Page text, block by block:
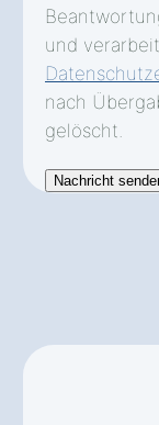
und
nach
gelöscht.